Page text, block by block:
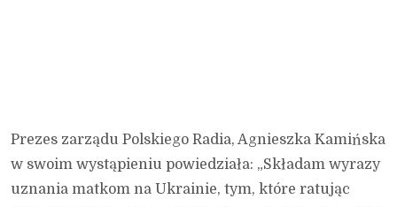
Prezes zarządu Polskiego Radia, Agnieszka Kamińska
w swoim wystąpieniu powiedziała: „Składam wyrazy
uznania matkom na Ukrainie, tym, które ratując